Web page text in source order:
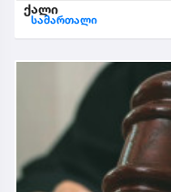
ქალი
სამართალი